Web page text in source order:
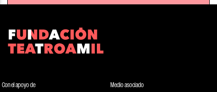
Con el apoyo de Medio asociado